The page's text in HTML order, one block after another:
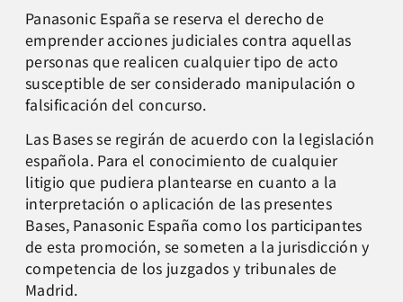
Panasonic España se reserva el derecho de
emprender acciones judiciales contra aquellas
personas que realicen cualquier tipo de acto
susceptible de ser considerado manipulación o
falsificación del concurso.
Las Bases se regirán de acuerdo con la legislación
española. Para el conocimiento de cualquier
litigio que pudiera plantearse en cuanto a la
interpretación o aplicación de las presentes
Bases, Panasonic España como los participantes
de esta promoción, se someten a la jurisdicción y
competencia de los juzgados y tribunales de
Madrid.